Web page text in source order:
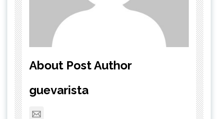
About Post Author
guevarista